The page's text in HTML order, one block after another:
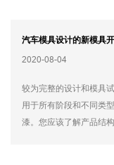
汽车模具设计的新模具
2020-08-04
较为完整的设计和模具
用于所有阶段和不同类
漆。您应该了解产品结